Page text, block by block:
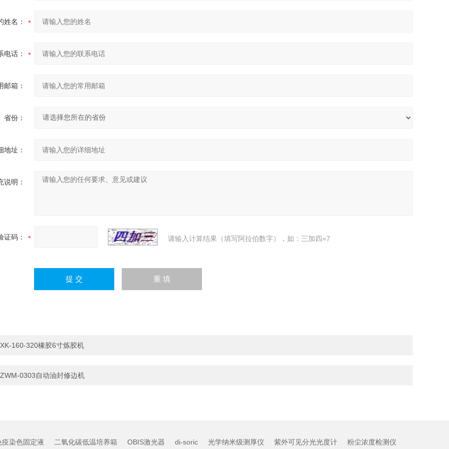
姓名：
电话：
邮箱：
省份：
地址：
说明：
证码： 请输入计算结果（填写阿拉伯数字），如：三加四=7
XK-160-320橡胶6寸炼胶机
ZWM-0303自动油封修边机
疫染色固定液 二氧化碳低温培养箱 OBIS激光器 di-soric 光学纳米级测厚仪 紫外可见分光光度计 粉尘浓度检测仪